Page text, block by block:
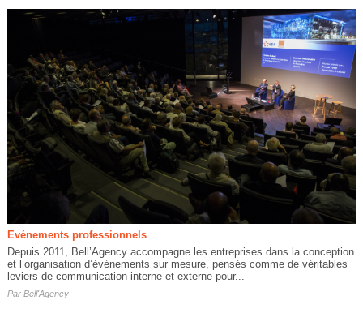
Evénements professionnels
Depuis 2011, Bell’Agency accompagne les entreprises dans la conception
et l’organisation d’événements sur mesure, pensés comme de véritables
leviers de communication interne et externe pour...
Par Bell'Agency